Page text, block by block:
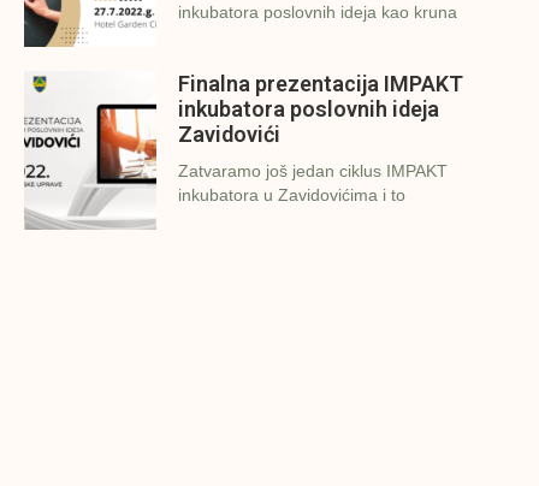
inkubatora poslovnih ideja kao kruna
Finalna prezentacija IMPAKT
inkubatora poslovnih ideja
Zavidovići
Zatvaramo još jedan ciklus IMPAKT
inkubatora u Zavidovićima i to